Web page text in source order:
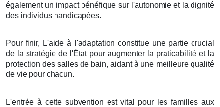
également un impact bénéfique sur l'autonomie et la dignité
des individus handicapées.
Pour finir, L'aide à l'adaptation constitue une partie crucial
de la stratégie de l'État pour augmenter la praticabilité et la
protection des salles de bain, aidant à une meilleure qualité
de vie pour chacun.
L'entrée à cette subvention est vital pour les familles aux